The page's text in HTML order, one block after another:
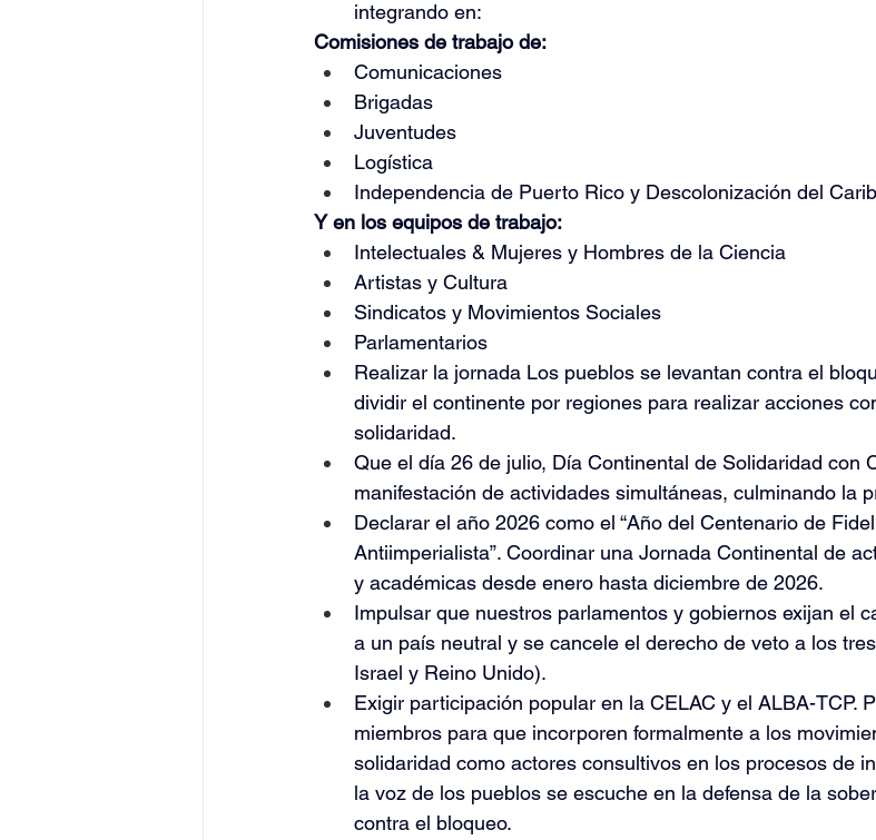
integrando en:
Comisiones de trabajo de:
Comunicaciones
Brigadas
Juventudes
Logística
Independencia de Puerto Rico y Descolonización del
Y en los equipos de trabajo:
Intelectuales & Mujeres y Hombres de la Ciencia
Artistas y Cultura
Sindicatos y Movimientos Sociales
Parlamentarios
Realizar la jornada Los pueblos se levantan contra el
dividir el continente por regiones para realizar acciones
solidaridad.
Que el día 26 de julio, Día Continental de Solidaridad con
manifestación de actividades simultáneas, culminando la
Declarar el año 2026 como el “Año del Centenario de
Antiimperialista”. Coordinar una Jornada Continental de
y académicas desde enero hasta diciembre de 2026.
Impulsar que nuestros parlamentos y gobiernos exijan el
a un país neutral y se cancele el derecho de veto a los
Israel y Reino Unido).
Exigir participación popular en la CELAC y el ALBA-TCP.
miembros para que incorporen formalmente a los
solidaridad como actores consultivos en los procesos de
la voz de los pueblos se escuche en la defensa de la
contra el bloqueo.